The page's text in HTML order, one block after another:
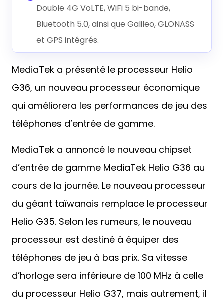
Double 4G VoLTE, WiFi 5 bi-bande,
Bluetooth 5.0, ainsi que Galileo, GLONASS
et GPS intégrés.
MediaTek a présenté le processeur Helio
G36, un nouveau processeur économique
qui améliorera les performances de jeu des
téléphones d’entrée de gamme.
MediaTek a annoncé le nouveau chipset
d’entrée de gamme MediaTek Helio G36 au
cours de la journée. Le nouveau processeur
du géant taïwanais remplace le processeur
Helio G35. Selon les rumeurs, le nouveau
processeur est destiné à équiper des
téléphones de jeu à bas prix. Sa vitesse
d’horloge sera inférieure de 100 MHz à celle
du processeur Helio G37, mais autrement, il